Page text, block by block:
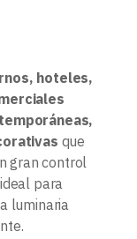
hoteles,
que
gran control
para
luminaria